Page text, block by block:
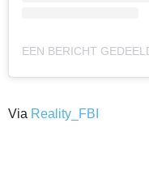
Via Reality_FBI